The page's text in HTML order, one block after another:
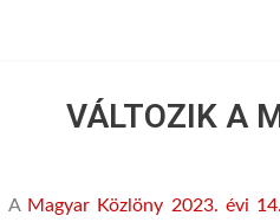
VÁLTOZIK A
A Magyar Közlöny 2023. évi